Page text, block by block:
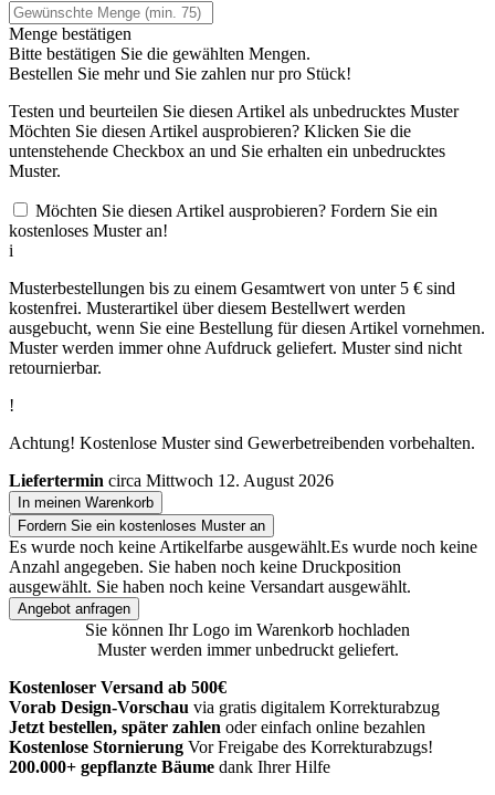
Menge bestätigen
Bitte bestätigen Sie die gewählten Mengen.
Bestellen Sie mehr und Sie zahlen nurpro Stück!
Testen und beurteilen Sie diesen Artikel als unbedrucktes Muster
Möchten Sie diesen Artikel ausprobieren? Klicken Sie die
untenstehende Checkbox an und Sie erhalten ein unbedrucktes
Muster.
Möchten Sie diesen Artikel ausprobieren? Fordern Sie ein
kostenloses Muster an!
i
Musterbestellungen bis zu einem Gesamtwert von unter 5 € sind
kostenfrei. Musterartikel über diesem Bestellwert werden
ausgebucht, wenn Sie eine Bestellung für diesen Artikel vornehmen.
Muster werden immer ohne Aufdruck geliefert. Muster sind nicht
retournierbar.
!
Achtung! Kostenlose Muster sind Gewerbetreibenden vorbehalten.
Liefertermin circa Mittwoch 12. August 2026
In meinen Warenkorb
Fordern Sie ein kostenloses Muster an
Es wurde noch keine Artikelfarbe ausgewählt.Es wurde noch keine
Anzahl angegeben. Sie haben noch keine Druckposition
ausgewählt. Sie haben noch keine Versandart ausgewählt.
Angebot anfragen
Sie können Ihr Logo im Warenkorb hochladen
Muster werden immer unbedruckt geliefert.
Kostenloser Versand ab 500€
Vorab Design-Vorschau via gratis digitalem Korrekturabzug
Jetzt bestellen, später zahlen oder einfach online bezahlen
Kostenlose Stornierung Vor Freigabe des Korrekturabzugs!
200.000+ gepflanzte Bäume dank Ihrer Hilfe